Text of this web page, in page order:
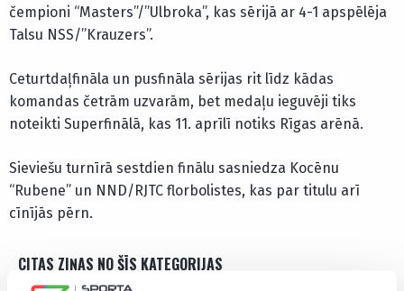
čempioni “Masters”/”Ulbroka”, kas sērijā ar 4-1 apspēlēja
Talsu NSS/”Krauzers”.
Ceturtdaļfināla un pusfināla sērijas rit līdz kādas
komandas četrām uzvarām, bet medaļu ieguvēji tiks
noteikti Superfinālā, kas 11. aprīlī notiks Rīgas arēnā.
Sieviešu turnīrā sestdien finālu sasniedza Kocēnu
“Rubene” un NND/RJTC florbolistes, kas par titulu arī
cīnījās pērn.
CITAS ZIŅAS NO ŠĪS KATEGORIJAS